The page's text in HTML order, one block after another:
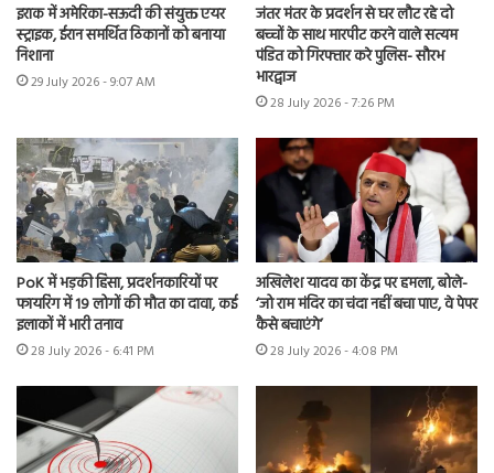
इराक में अमेरिका-सऊदी की संयुक्त एयर
स्ट्राइक, ईरान समर्थित ठिकानों को बनाया
निशाना
29 July 2026 - 9:07 AM
जंतर मंतर के प्रदर्शन से घर लौट रहे दो
बच्चों के साथ मारपीट करने वाले सत्यम
पंडित को गिरफ्तार करे पुलिस- सौरभ
भारद्वाज
28 July 2026 - 7:26 PM
PoK में भड़की हिंसा, प्रदर्शनकारियों पर
फायरिंग में 19 लोगों की मौत का दावा, कई
इलाकों में भारी तनाव
28 July 2026 - 6:41 PM
अखिलेश यादव का केंद्र पर हमला, बोले-
‘जो राम मंदिर का चंदा नहीं बचा पाए, वे पेपर
कैसे बचाएंगे’
28 July 2026 - 4:08 PM